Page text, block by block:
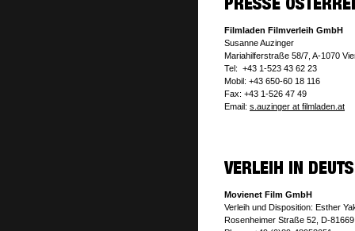
Filmladen Filmverleih GmbH
Susanne Auzinger
Mariahilferstraße 58/7, A-1070
Tel: +43 1-523 43 62 23
Mobil: +43 650-60 18 116
Fax: +43 1-526 47 49
Email: s.auzinger at filmladen.at
Movienet Film GmbH
Verleih und Disposition: Esther
Rosenheimer Straße 52, D-